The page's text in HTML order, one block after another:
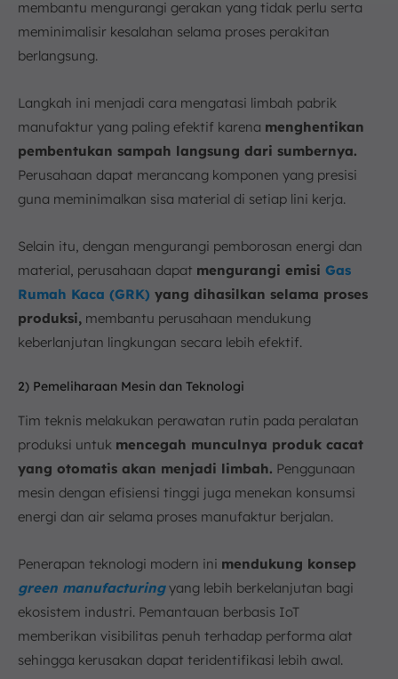
membantu mengurangi gerakan yang tidak perlu serta
meminimalisir kesalahan selama proses perakitan
berlangsung.
Langkah ini menjadi cara mengatasi limbah pabrik
manufaktur yang paling efektif karena menghentikan
pembentukan sampah langsung dari sumbernya.
Perusahaan dapat merancang komponen yang presisi
guna meminimalkan sisa material di setiap lini kerja.
Selain itu, dengan mengurangi pemborosan energi dan
material, perusahaan dapat mengurangi emisi Gas
Rumah Kaca (GRK) yang dihasilkan selama proses
produksi, membantu perusahaan mendukung
keberlanjutan lingkungan secara lebih efektif.
2) Pemeliharaan Mesin dan Teknologi
Tim teknis melakukan perawatan rutin pada peralatan
produksi untuk mencegah munculnya produk cacat
yang otomatis akan menjadi limbah. Penggunaan
mesin dengan efisiensi tinggi juga menekan konsumsi
energi dan air selama proses manufaktur berjalan.
Penerapan teknologi modern ini mendukung konsep
green manufacturingyang lebih berkelanjutan bagi
ekosistem industri. Pemantauan berbasis IoT
memberikan visibilitas penuh terhadap performa alat
sehingga kerusakan dapat teridentifikasi lebih awal.